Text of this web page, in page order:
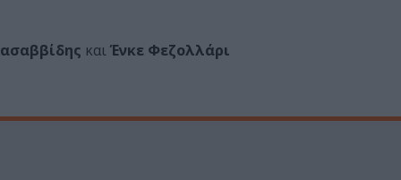
καιΈνκε Φεζολλάρι